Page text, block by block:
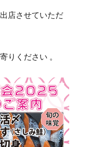
店させていただ
りください 。